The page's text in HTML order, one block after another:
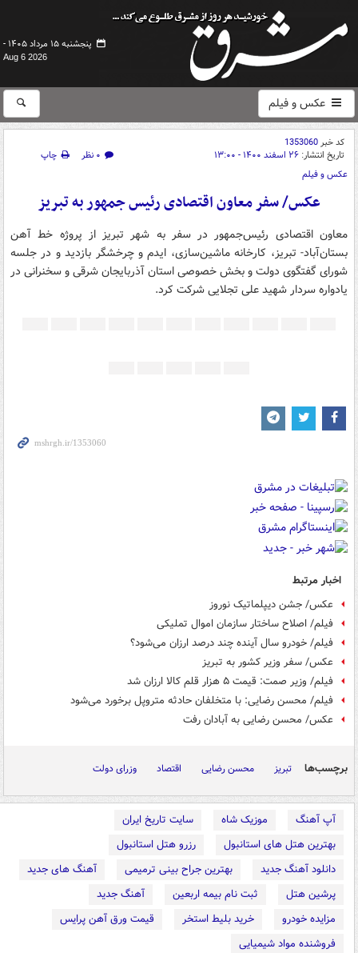
پنجشنبه ۱۵ مرداد ۱۴۰۵ -
Aug 6 2026
عکس و فیلم
کد خبر1353060
تاریخ انتشار: ۲۶ اسفند ۱۴۰۰ - ۱۳:۰۰ ۰ نظر
چاپ
عکس و فیلم
عکس/ سفر معاون اقتصادی رئیس جمهور به تبریز
معاون اقتصادی رئیس‌جمهور در سفر به شهر تبریز از پروژه خط آهن
بستان‌آباد- تبریز، کارخانه ماشین‌سازی، ایدم و چرخشگر بازدید و در جلسه
شورای گفتگوی دولت و بخش خصوصی استان آذربایجان شرقی و سخنرانی در
یادواره سردار شهید علی تجلایی شرکت کرد.
اخبار مرتبط
عکس/ جشن دیپلماتیک نوروز
فیلم/ اصلاح ساختار سازمان اموال تملیکی
فیلم/ خودرو سال آینده چند درصد ارزان می‌شود؟
عکس/ سفر وزیر کشور به تبریز
فیلم/ وزیر صمت: قیمت ۵ هزار قلم کالا ارزان شد
فیلم/ محسن رضایی: با متخلفان حادثه متروپل برخورد می‌شود
عکس/ محسن رضایی به آبادان رفت
برچسب‌ها تبریز محسن رضایی اقتصاد وزرای دولت
آپ آهنگ موزیک شاه
سایت تاریخ ایران
بهترین هتل های استانبول
رزرو هتل استانبول
دانلود آهنگ جدید
بهترین جراح بینی ترمیمی
آهنگ های جدید
پرشین هتل
ثبت نام بیمه اربعین
آهنگ جدید
مزایده خودرو
خرید بلیط استخر
قیمت ورق آهن پرایس
فروشنده مواد شیمیایی